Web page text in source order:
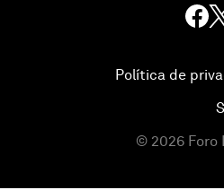
Política de
© 2026 Foro